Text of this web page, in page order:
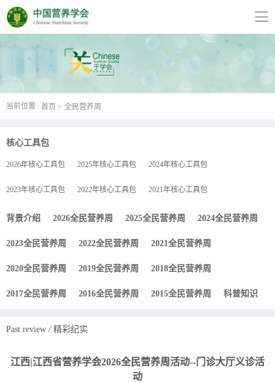
当前位置 : 首页 全民营养周
核心工具包
2026年核心工具包 2025年核心工具包 2024年核心工具包
2023年核心工具包 2022年核心工具包 2021年核心工具包
背景介绍 2026全民营养周 2025全民营养周 2024全民营养周
2023全民营养周 2022全民营养周 2021全民营养周
2020全民营养周 2019全民营养周 2018全民营养周
2017全民营养周 2016全民营养周 2015全民营养周 科普知识
Past review / 精彩纪实
江西|江西省营养学会2026全民营养周活动--门诊大厅义诊活
动